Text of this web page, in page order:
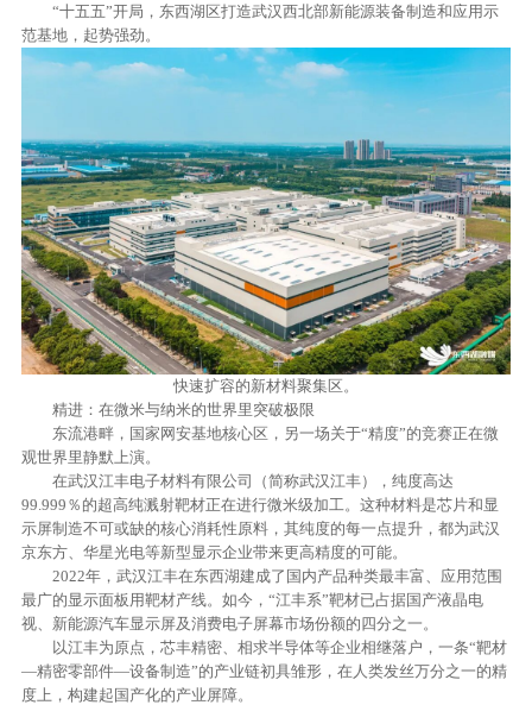
“十五五”开局，东西湖区打造武汉西北部新能源装备制造和应用示
范基地，起势强劲。
快速扩容的新材料聚集区。
精进：在微米与纳米的世界里突破极限
东流港畔，国家网安基地核心区，另一场关于“精度”的竞赛正在微
观世界里静默上演。
在武汉江丰电子材料有限公司（简称武汉江丰），纯度高达
99.999％的超高纯溅射靶材正在进行微米级加工。这种材料是芯片和显
示屏制造不可或缺的核心消耗性原料，其纯度的每一点提升，都为武汉
京东方、华星光电等新型显示企业带来更高精度的可能。
2022年，武汉江丰在东西湖建成了国内产品种类最丰富、应用范围
最广的显示面板用靶材产线。如今，“江丰系”靶材已占据国产液晶电
视、新能源汽车显示屏及消费电子屏幕市场份额的四分之一。
以江丰为原点，芯丰精密、相求半导体等企业相继落户，一条“靶材
—精密零部件—设备制造”的产业链初具雏形，在人类发丝万分之一的精
度上，构建起国产化的产业屏障。